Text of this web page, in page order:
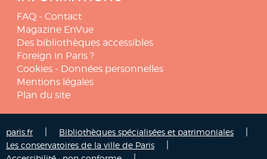
FAQ - Contact
Magazine EnVue
Des bibliothèques accessibles
Foreign in Paris ?
Cookies - Données personnelles
Mentions légales
Plan du site
paris.fr Bibliothèques spécialisées et patrimoniales
Les conservatoires de la ville de Paris